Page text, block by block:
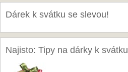
Dárek k svátku se slevou!
Najisto: Tipy na dárky k svátku